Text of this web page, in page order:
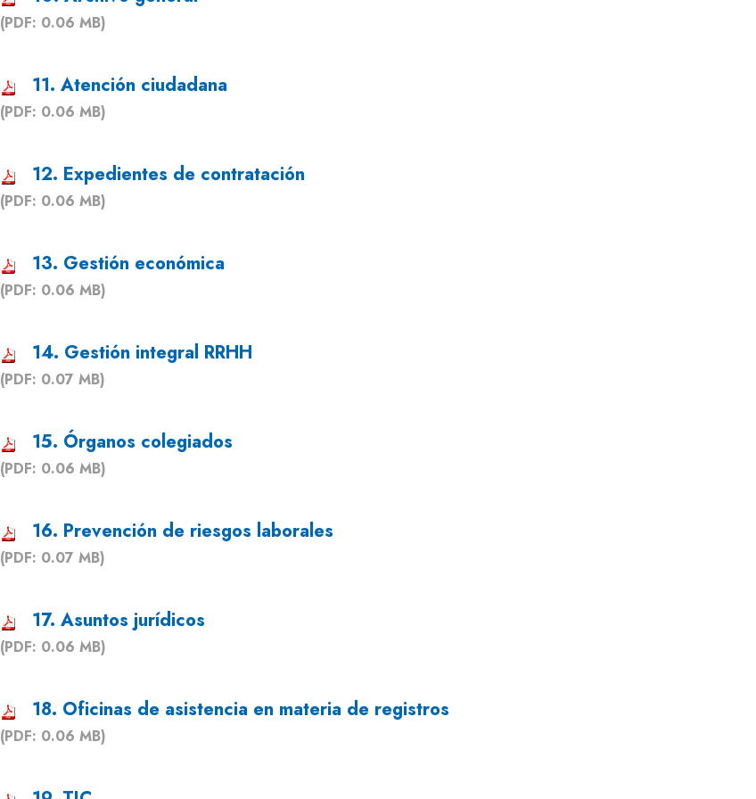
(PDF: 0.06 MB)
11. Atención ciudadana
(PDF: 0.06 MB)
12. Expedientes de contratación
(PDF: 0.06 MB)
13. Gestión económica
(PDF: 0.06 MB)
14. Gestión integral RRHH
(PDF: 0.07 MB)
15. Órganos colegiados
(PDF: 0.06 MB)
16. Prevención de riesgos laborales
(PDF: 0.07 MB)
17. Asuntos jurídicos
(PDF: 0.06 MB)
18. Oficinas de asistencia en materia de registros
(PDF: 0.06 MB)